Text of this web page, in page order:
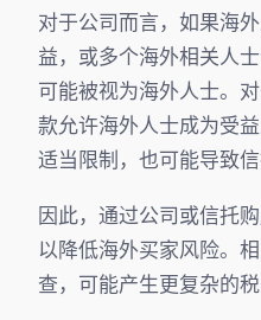
对于公司而言，如果海
益，或多个海外相关人
可能被视为海外人士。
款允许海外人士成为受
适当限制，也可能导致
因此，通过公司或信托
以降低海外买家风险。
查，可能产生更复杂的税